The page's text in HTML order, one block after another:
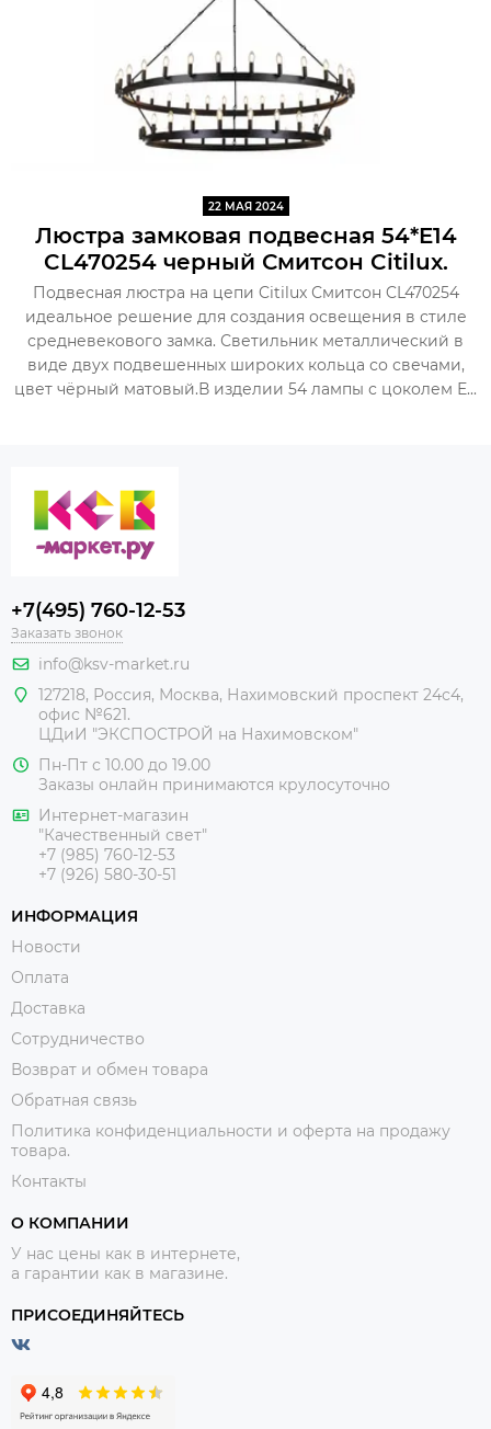
22 МАЯ 2024
Люстра замковая подвесная 54*E14
CL470254 черный Смитсон Citilux.
Подвесная люстра на цепи Citilux Смитсон CL470254
идеальное решение для создания освещения в стиле
средневекового замка. Светильник металлический в
виде двух подвешенных широких кольца со свечами,
цвет чёрный матовый.В изделии 54 лампы с цоколем Е...
+7(495) 760-12-53
Заказать звонок
info@ksv-market.ru
127218, Россия, Москва, Нахимовский проспект 24с4,
офис №621.
ЦДиИ "ЭКСПОСТРОЙ на Нахимовском"
Пн-Пт с 10.00 до 19.00
Заказы онлайн принимаются крулосуточно
Интернет-магазин
"Качественный свет"
+7 (985) 760-12-53
+7 (926) 580-30-51
ИНФОРМАЦИЯ
Новости
Оплата
Доставка
Сотрудничество
Возврат и обмен товара
Обратная связь
Политика конфиденциальности и оферта на продажу
товара.
Контакты
О КОМПАНИИ
У нас цены как в интернете,
а гарантии как в магазине.
ПРИСОЕДИНЯЙТЕСЬ